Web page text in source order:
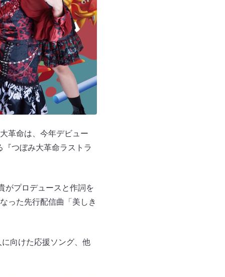
革命は、今年デビュー
つぼみ大革命ラストラ
がプロデュースと作詞を
った先行配信曲「美しき
向けた応援ソング、他